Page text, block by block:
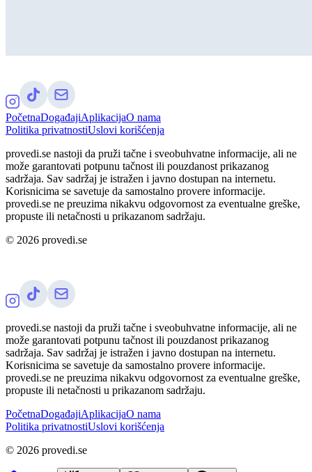
PočetnaDogađajiAplikacijaO nama
Politika privatnostiUslovi korišćenja
provedi.se nastoji da pruži tačne i sveobuhvatne informacije, ali ne
može garantovati potpunu tačnost ili pouzdanost prikazanog
sadržaja. Sav sadržaj je istražen i javno dostupan na internetu.
Korisnicima se savetuje da samostalno provere informacije.
provedi.se ne preuzima nikakvu odgovornost za eventualne greške,
propuste ili netačnosti u prikazanom sadržaju.
© 2026 provedi.se
provedi.se nastoji da pruži tačne i sveobuhvatne informacije, ali ne
može garantovati potpunu tačnost ili pouzdanost prikazanog
sadržaja. Sav sadržaj je istražen i javno dostupan na internetu.
Korisnicima se savetuje da samostalno provere informacije.
provedi.se ne preuzima nikakvu odgovornost za eventualne greške,
propuste ili netačnosti u prikazanom sadržaju.
PočetnaDogađajiAplikacijaO nama
Politika privatnostiUslovi korišćenja
© 2026 provedi.se